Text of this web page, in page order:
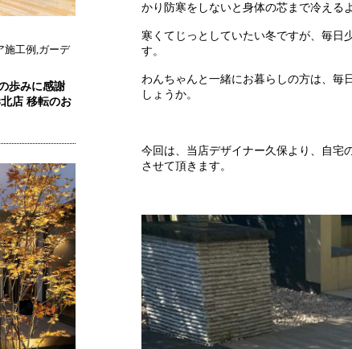
かり防寒をしないと身体の芯まで冷える
寒くてじっとしていたい冬ですが、毎日
す。
わんちゃんと一緒にお暮らしの方は、毎
しょうか。
今回は、当店デザイナー久保より、自宅
させて頂きます。
施工例,ガーデ
歩みに感謝
店 移転のお